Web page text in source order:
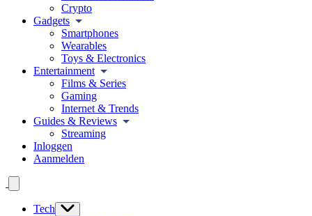
Crypto
Gadgets
Smartphones
Wearables
Toys & Electronics
Entertainment
Films & Series
Gaming
Internet & Trends
Guides & Reviews
Streaming
Inloggen
Aanmelden
Tech